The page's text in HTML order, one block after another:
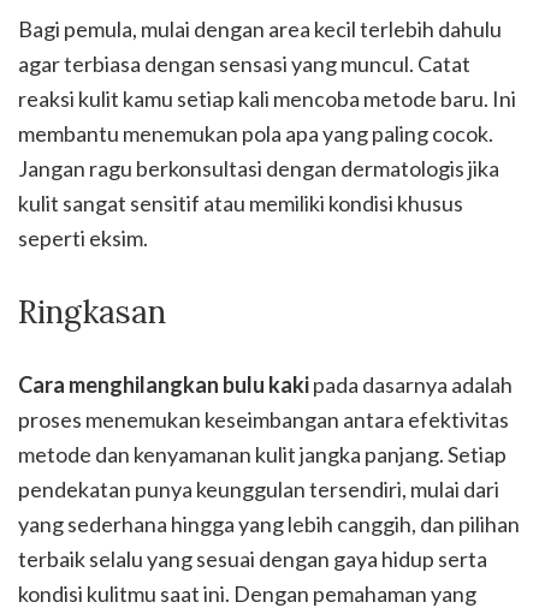
Bagi pemula, mulai dengan area kecil terlebih dahulu
agar terbiasa dengan sensasi yang muncul. Catat
reaksi kulit kamu setiap kali mencoba metode baru. Ini
membantu menemukan pola apa yang paling cocok.
Jangan ragu berkonsultasi dengan dermatologis jika
kulit sangat sensitif atau memiliki kondisi khusus
seperti eksim.
Ringkasan
Cara menghilangkan bulu kakipada dasarnya adalah
proses menemukan keseimbangan antara efektivitas
metode dan kenyamanan kulit jangka panjang. Setiap
pendekatan punya keunggulan tersendiri, mulai dari
yang sederhana hingga yang lebih canggih, dan pilihan
terbaik selalu yang sesuai dengan gaya hidup serta
kondisi kulitmu saat ini. Dengan pemahaman yang